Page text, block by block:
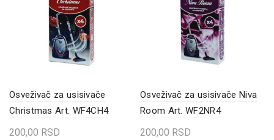
Osveživač za usisivače
Christmas Art. WF4CH4
200,00 RSD
Osveživač za usisivače Niva
Room Art. WF2NR4
200,00 RSD